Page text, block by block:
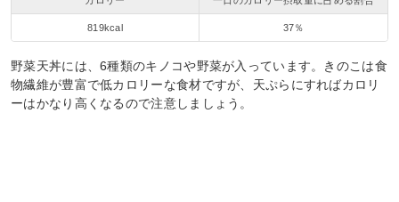
819kcal 37％
野菜天丼には、6種類のキノコや野菜が入っています。きのこは食
物繊維が豊富で低カロリーな食材ですが、天ぷらにすればカロリ
ーはかなり高くなるので注意しましょう。